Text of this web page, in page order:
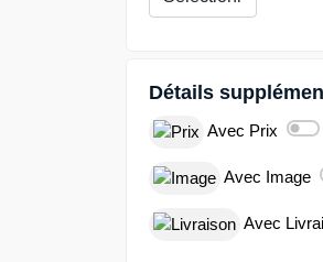
Détails
Avec Prix
Avec Image
Avec